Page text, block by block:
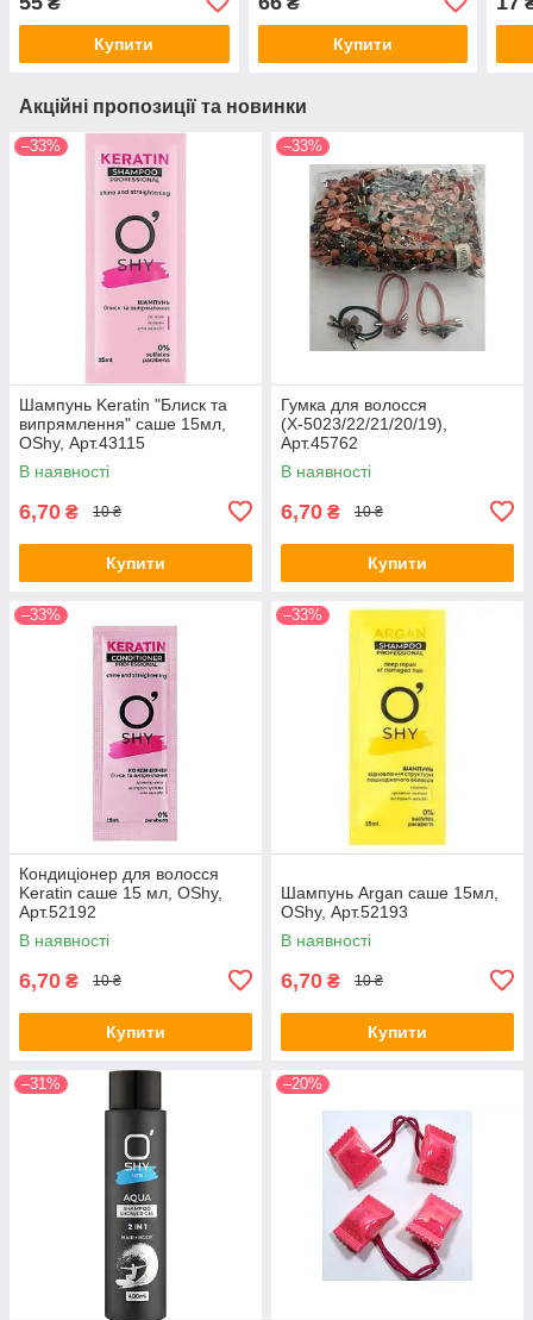
Купити Купити
Акційні пропозиції та новинки
–33%
Шампунь Keratin "Блиск та
випрямлення" саше 15мл,
OShy, Арт.43115
В наявності
6,70 ₴ 10 ₴
Купити
–33%
Гумка для волосся
(Х-5023/22/21/20/19),
Арт.45762
В наявності
6,70 ₴ 10 ₴
Купити
–33%
Кондиціонер для волосся
Keratin саше 15 мл, OShy,
Арт.52192
В наявності
6,70 ₴ 10 ₴
Купити
–33%
Шампунь Argan саше 15мл,
OShy, Арт.52193
В наявності
6,70 ₴ 10 ₴
Купити
–31% –20%